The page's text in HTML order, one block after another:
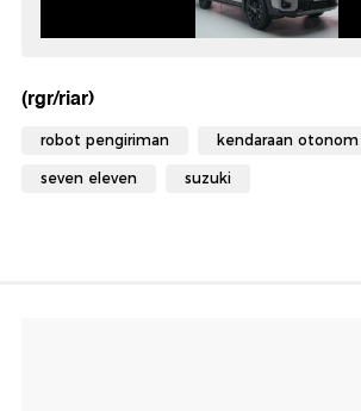
(rgr/riar)
robot pengiriman kendaraan otonom
seven eleven suzuki